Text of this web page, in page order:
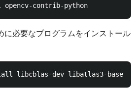
に必要なプログラムをインストール